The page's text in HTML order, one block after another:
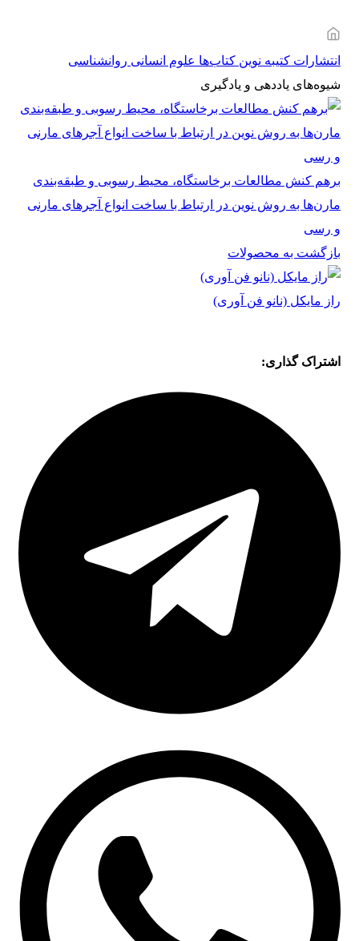
انتشارات کتیبه نوین کتاب‌ها علوم انسانی روانشناسی
شیوه‌های یاددهی و یادگیری
برهم کنش مطالعات برخاستگاه، محیط رسوبی و طبقه‌بندی
مارن‌ها به‌ روش نوین در ارتباط با ساخت انواع آجرهای مارنی
و رسی
بازگشت به محصولات
راز مایکل (نانو فن آوری)
اشتراک گذاری: